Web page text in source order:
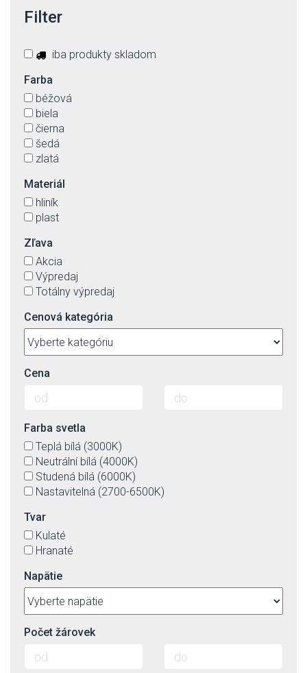
Filter
iba produkty skladom
Farba
béžová
biela
čierna
šedá
zlatá
Materiál
hliník
plast
Zľava
Akcia
Výpredaj
Totálny výpredaj
Cenová kategória
Cena
Farba svetla
Teplá bílá (3000K)
Neutrální bílá (4000K)
Studená bílá (6000K)
Nastavitelná (2700-6500K)
Tvar
Kulaté
Hranaté
Napätie
Počet žárovek